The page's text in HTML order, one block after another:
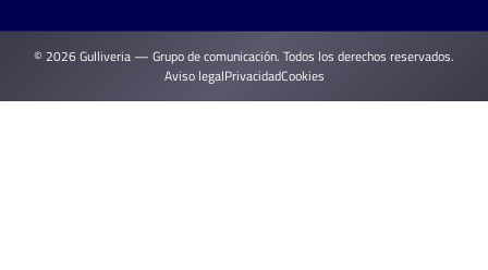
© 2026 Gulliveria — Grupo de comunicación. Todos los derechos reservados.
Aviso legalPrivacidadCookies